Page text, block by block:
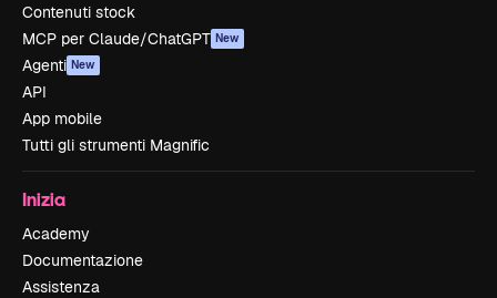
Contenuti stock
MCP per Claude/ChatGPT New
Agenti New
API
App mobile
Tutti gli strumenti Magnific
Inizia
Academy
Documentazione
Assistenza